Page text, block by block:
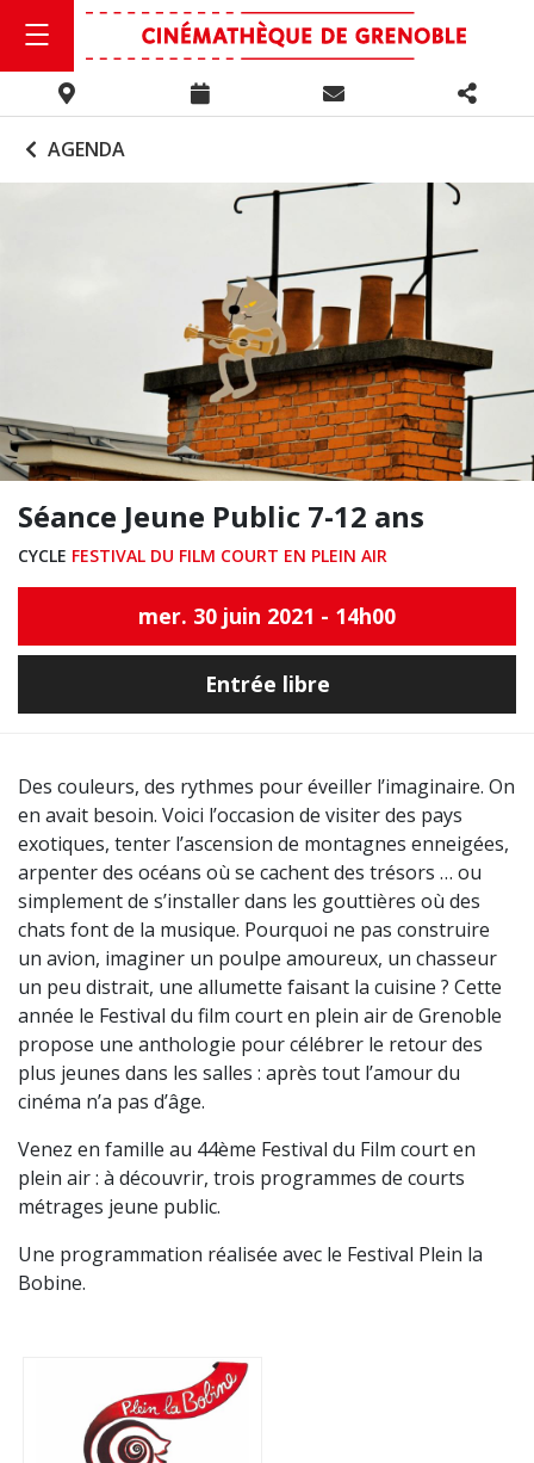
AGENDA
Séance Jeune Public 7-12 ans
CYCLE FESTIVAL DU FILM COURT EN PLEIN AIR
mer. 30 juin 2021 - 14h00
Entrée libre
Des couleurs, des rythmes pour éveiller l’imaginaire. On
en avait besoin. Voici l’occasion de visiter des pays
exotiques, tenter l’ascension de montagnes enneigées,
arpenter des océans où se cachent des trésors … ou
simplement de s’installer dans les gouttières où des
chats font de la musique. Pourquoi ne pas construire
un avion, imaginer un poulpe amoureux, un chasseur
un peu distrait, une allumette faisant la cuisine ? Cette
année le Festival du film court en plein air de Grenoble
propose une anthologie pour célébrer le retour des
plus jeunes dans les salles : après tout l’amour du
cinéma n’a pas d’âge.
Venez en famille au 44ème Festival du Film court en
plein air : à découvrir, trois programmes de courts
métrages jeune public.
Une programmation réalisée avec le Festival Plein la
Bobine.